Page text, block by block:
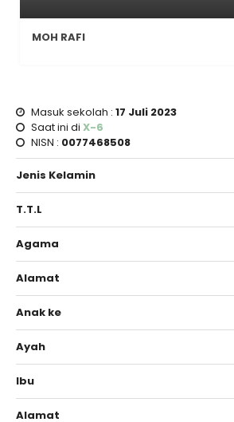
MOH RAFI
Masuk sekolah : 17 Juli 2023
Saat ini di X-6
NISN : 0077468508
Jenis Kelamin
T.T.L
Agama
Alamat
Anak ke
Ayah
Ibu
Alamat